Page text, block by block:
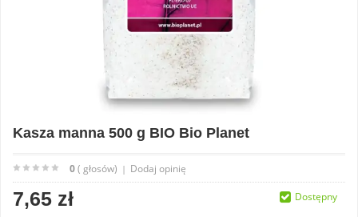
Kasza manna 500 g BIO Bio Planet
0( głosów) | Dodaj opinię
7,65 zł Dostępny